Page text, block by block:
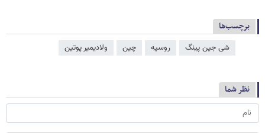
برچسب‌ها
شی جین‌ پینگ روسیه چین ولادیمیر پوتین
نظر شما